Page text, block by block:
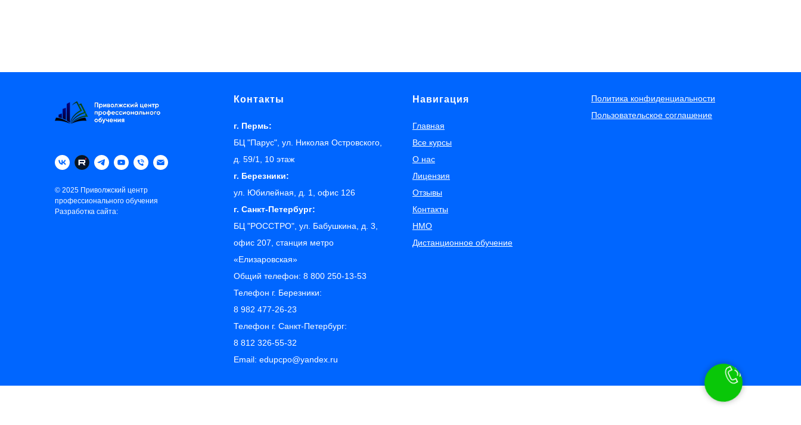
© 2025 Приволжский центр
профессионального обучения
Разработка сайта:
Контакты
г. Пермь:
БЦ "Парус", ул. Николая Островского,
д. 59/1, 10 этаж
г. Березники:
ул. Юбилейная, д. 1, офис 126
г. Санкт-Петербург:
БЦ "РОССТРО", ул. Бабушкина, д. 3,
офис 207, станция метро
«‎Елизаровская»
Общий телефон: 8 800 250-13-53
Телефон г. Березники:
8 982 477-26-23
Телефон г. Санкт-Петербург:
8 812 326-55-32
Email: edupcpo@yandex.ru
Навигация
Главная
Все курсы
О нас
Лицензия
Отзывы
Контакты
НМО
Дистанционное обучение
Политика конфиденциальности
Пользовательское соглашение